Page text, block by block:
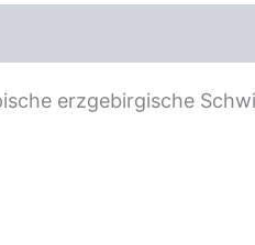
erzgebirgische